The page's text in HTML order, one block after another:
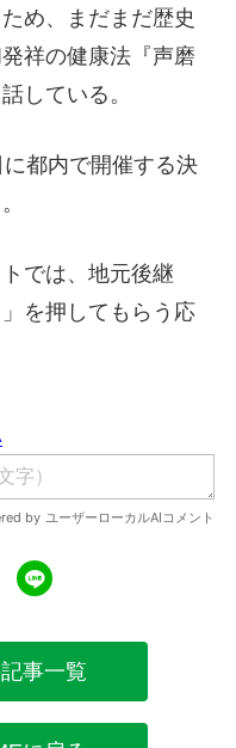
め、まだまだ歴史
祥の健康法『声磨
している。
都内で開催する決
では、地元後継
を押してもらう応
ト
シェア
事一覧